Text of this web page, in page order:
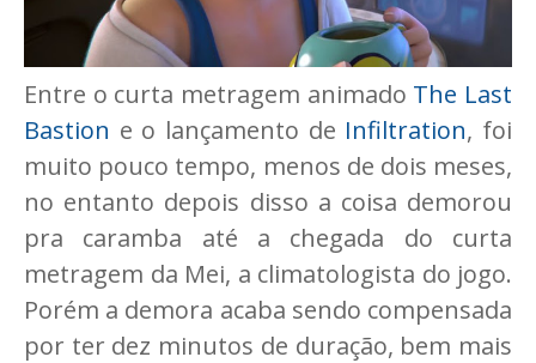
Entre o curta metragem animado The Last
Bastion e o lançamento de Infiltration, foi
muito pouco tempo, menos de dois meses,
no entanto depois disso a coisa demorou
pra caramba até a chegada do curta
metragem da Mei, a climatologista do jogo.
Porém a demora acaba sendo compensada
por ter dez minutos de duração, bem mais